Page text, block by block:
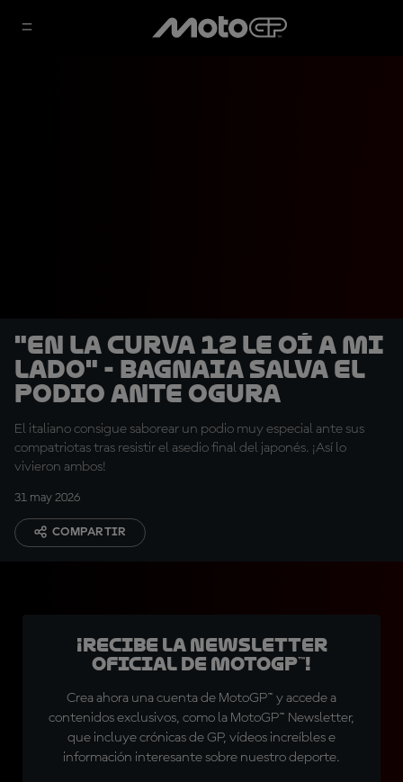
"En la curva 12 le oí a mi
lado" - Bagnaia salva el
podio ante Ogura
El italiano consigue saborear un podio muy especial ante sus
compatriotas tras resistir el asedio final del japonés. ¡Así lo
vivieron ambos!
31 may 2026
COMPARTIR
¡Recibe la Newsletter
oficial de MotoGP™!
Crea ahora una cuenta de MotoGP™ y accede a
contenidos exclusivos, como la MotoGP™ Newsletter,
que incluye crónicas de GP, vídeos increíbles e
información interesante sobre nuestro deporte.